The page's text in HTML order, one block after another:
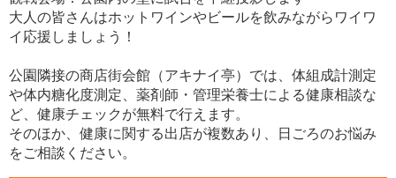
大人の皆さんはホットワインやビールを飲みながらワイワ
イ応援しましょう！
公園隣接の商店街会館（アキナイ亭）では、体組成計測定
や体内糖化度測定、薬剤師・管理栄養士による健康相談な
ど、健康チェックが無料で行えます。
そのほか、健康に関する出店が複数あり、日ごろのお悩み
をご相談ください。